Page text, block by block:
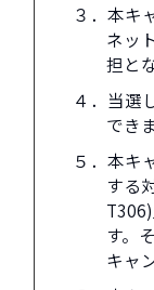
３．本キ
ネッ
担と
４．当選
でき
５．本キ
する
す。
キャ